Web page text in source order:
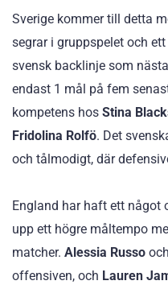
Sverige kommer till detta
segrar i gruppspelet och
svensk backlinje som
endast 1 mål på fem
kompetens hos Stina
Fridolina Rolfö. Det
och tålmodigt, där
England har haft ett något
upp ett högre måltempo
matcher. Alessia Russo och
offensiven, och Lauren